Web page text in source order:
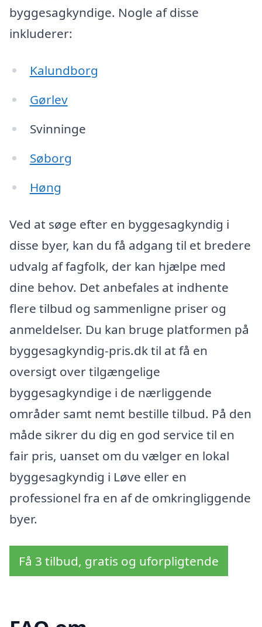
byggesagkyndige. Nogle af disse
inkluderer:
Kalundborg
Gørlev
Svinninge
Søborg
Høng
Ved at søge efter en byggesagkyndig i
disse byer, kan du få adgang til et bredere
udvalg af fagfolk, der kan hjælpe med
dine behov. Det anbefales at indhente
flere tilbud og sammenligne priser og
anmeldelser. Du kan bruge platformen på
byggesagkyndig-pris.dk til at få en
oversigt over tilgængelige
byggesagkyndige i de nærliggende
områder samt nemt bestille tilbud. På den
måde sikrer du dig en god service til en
fair pris, uanset om du vælger en lokal
byggesagkyndig i Løve eller en
professionel fra en af de omkringliggende
byer.
Få 3 tilbud, gratis og uforpligtende